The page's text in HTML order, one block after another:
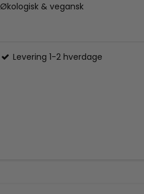
Økologisk & vegansk
Levering 1-2 hverdage